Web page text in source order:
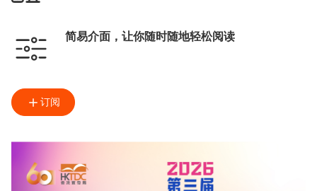
简易介面，让你随时随地轻松阅读
订阅